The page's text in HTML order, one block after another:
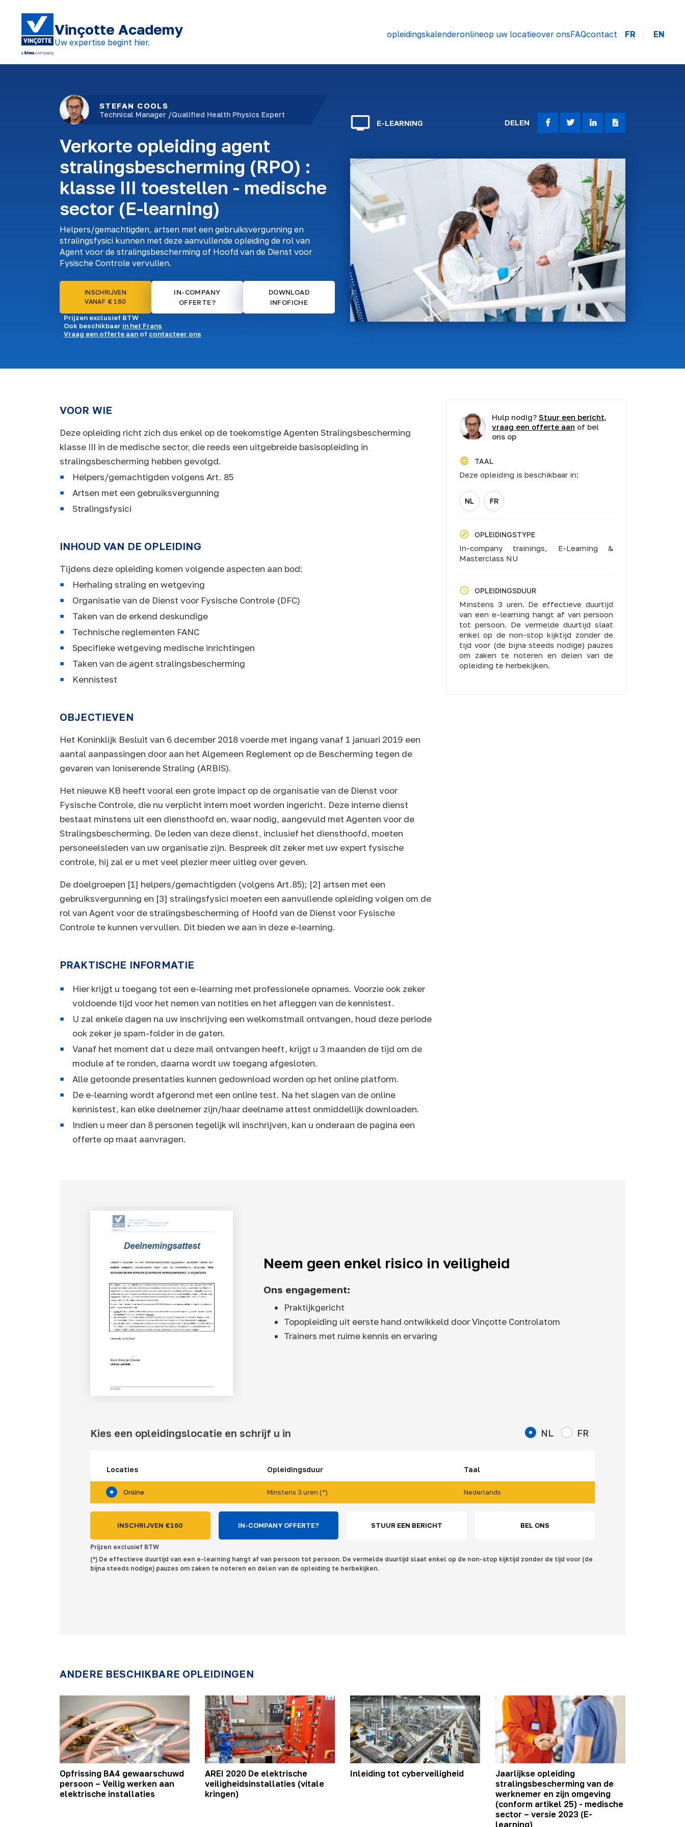
Vinçotte Academy
Uw expertise begint hier.
opleidingskalenderonlineop uw locatieover onsFAQcontact FR EN
STEFAN COOLS
Technical Manager /Qualified Health Physics Expert
Verkorte opleiding agent
stralingsbescherming (RPO) :
klasse III toestellen - medische
sector (E-learning)
Helpers/gemachtigden, artsen met een gebruiksvergunning en
stralingsfysici kunnen met deze aanvullende opleiding de rol van
Agent voor de stralingsbescherming of Hoofd van de Dienst voor
Fysische Controle vervullen.
INSCHRIJVEN
VANAF € 160
IN-COMPANY
OFFERTE?
DOWNLOAD
INFOFICHE
Prijzen exclusief BTW
Ook beschikbaar in het Frans
Vraag een offerte aan of contacteer ons
E-LEARNING DELEN
VOOR WIE
Deze opleiding richt zich dus enkel op de toekomstige Agenten Stralingsbescherming
klasse III in de medische sector, die reeds een uitgebreide basisopleiding in
stralingsbescherming hebben gevolgd.
Helpers/gemachtigden volgens Art. 85
Artsen met een gebruiksvergunning
Stralingsfysici
INHOUD VAN DE OPLEIDING
Tijdens deze opleiding komen volgende aspecten aan bod:
Herhaling straling en wetgeving
Organisatie van de Dienst voor Fysische Controle (DFC)
Taken van de erkend deskundige
Technische reglementen FANC
Specifieke wetgeving medische inrichtingen
Taken van de agent stralingsbescherming
Kennistest
OBJECTIEVEN
Het Koninklijk Besluit van 6 december 2018 voerde met ingang vanaf 1 januari 2019 een
aantal aanpassingen door aan het Algemeen Reglement op de Bescherming tegen de
gevaren van Ioniserende Straling (ARBIS).
Het nieuwe KB heeft vooral een grote impact op de organisatie van de Dienst voor
Fysische Controle, die nu verplicht intern moet worden ingericht. Deze interne dienst
bestaat minstens uit een diensthoofd en, waar nodig, aangevuld met Agenten voor de
Stralingsbescherming. De leden van deze dienst, inclusief het diensthoofd, moeten
personeelsleden van uw organisatie zijn. Bespreek dit zeker met uw expert fysische
controle, hij zal er u met veel plezier meer uitleg over geven.
De doelgroepen [1] helpers/gemachtigden (volgens Art.85); [2] artsen met een
gebruiksvergunning en [3] stralingsfysici moeten een aanvullende opleiding volgen om de
rol van Agent voor de stralingsbescherming of Hoofd van de Dienst voor Fysische
Controle te kunnen vervullen. Dit bieden we aan in deze e-learning.
PRAKTISCHE INFORMATIE
Hier krijgt u toegang tot een e-learning met professionele opnames. Voorzie ook zeker
voldoende tijd voor het nemen van notities en het afleggen van de kennistest.
U zal enkele dagen na uw inschrijving een welkomstmail ontvangen, houd deze periode
ook zeker je spam-folder in de gaten.
Vanaf het moment dat u deze mail ontvangen heeft, krijgt u 3 maanden de tijd om de
module af te ronden, daarna wordt uw toegang afgesloten.
Alle getoonde presentaties kunnen gedownload worden op het online platform.
De e-learning wordt afgerond met een online test. Na het slagen van de online
kennistest, kan elke deelnemer zijn/haar deelname attest onmiddellijk downloaden.
Indien u meer dan 8 personen tegelijk wil inschrijven, kan u onderaan de pagina een
offerte op maat aanvragen.
Hulp nodig? Stuur een bericht,
vraag een offerte aan of bel
ons op
TAAL
Deze opleiding is beschikbaar in:
NL FR
OPLEIDINGSTYPE
In-company trainings, E-Learning &
Masterclass NU
OPLEIDINGSDUUR
Minstens 3 uren. De effectieve duurtijd
van een e-learning hangt af van persoon
tot persoon. De vermelde duurtijd slaat
enkel op de non-stop kijktijd zonder de
tijd voor (de bijna steeds nodige) pauzes
om zaken te noteren en delen van de
opleiding te herbekijken.
Neem geen enkel risico in veiligheid
Ons engagement:
Praktijkgericht
Topopleiding uit eerste hand ontwikkeld door Vinçotte Controlatom
Trainers met ruime kennis en ervaring
Kies een opleidingslocatie en schrijf u in NL FR
Locaties Opleidingsduur Taal
Online Minstens 3 uren (*) Nederlands
INSCHRIJVEN €160 IN-COMPANY OFFERTE? STUUR EEN BERICHT BEL ONS
Prijzen exclusief BTW
(*) De effectieve duurtijd van een e-learning hangt af van persoon tot persoon. De vermelde duurtijd slaat enkel op de non-stop kijktijd zonder de tijd voor (de
bijna steeds nodige) pauzes om zaken te noteren en delen van de opleiding te herbekijken.
ANDERE BESCHIKBARE OPLEIDINGEN
Opfrissing BA4 gewaarschuwd
persoon – Veilig werken aan
elektrische installaties
AREI 2020 De elektrische
veiligheidsinstallaties (vitale
kringen)
Inleiding tot cyberveiligheid
Jaarlijkse opleiding
stralingsbescherming van de
werknemer en zijn omgeving
(conform artikel 25) - medische
sector – versie 2023 (E-
learning)